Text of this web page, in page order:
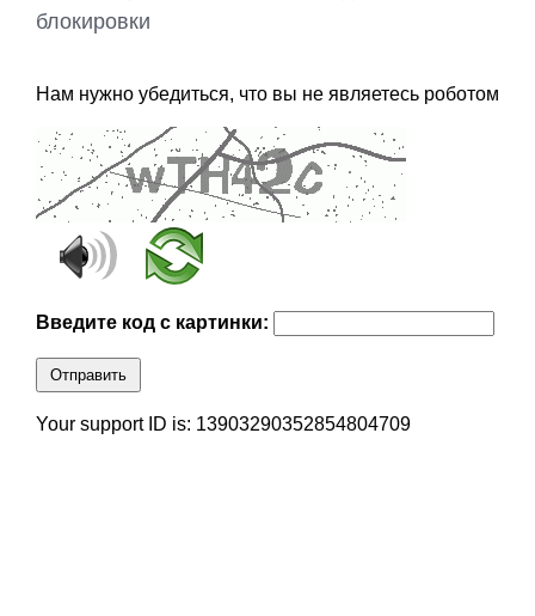
блокировки
Нам нужно убедиться, что вы не являетесь роботом
Введите код с картинки:
Отправить
Your support ID is: 13903290352854804709